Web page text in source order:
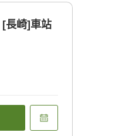
[長崎]車站